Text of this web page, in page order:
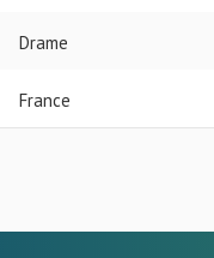
Drame
France